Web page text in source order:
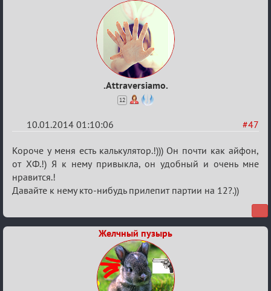
.Attraversiamo.
12
#47
10.01.2014 01:10:06
Re:
VIP-
клуб,
сумрак,
партии
на
Короче у меня есть калькулятор.!))) Он почти как айфон,
от ХФ.!) Я к нему привыкла, он удобный и очень мне
нравится.!
Давайте к нему кто-нибудь прилепит партии на 12?.))
Желчный пузырь